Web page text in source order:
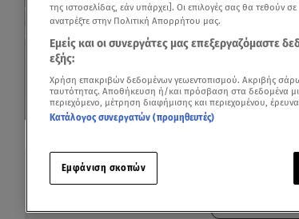
Δείτε περισσότερα άρθρα μας στην αναζήτηση σας
Δείτε περισσότερα άρθρα μας στα
της ιστοσελίδας, εάν υπάρχει]. Οι επιλογές σας θα τεθούν
ανατρέξτε στην Πολιτική Απορρήτου μας.
Εμείς και οι συνεργάτες μας επεξεργαζόμαστε
εξής:
Χρήση επακριβών δεδομένων γεωεντοπισμού. Ακριβής
ταυτότητας. Αποθήκευση ή/και πρόσβαση στα δεδομένα
περιεχόμενο, μέτρηση διαφήμισης και περιεχομένου,
Κατάλογος συνεργατών (προμηθευτές)
Εμφάνιση σκοπών